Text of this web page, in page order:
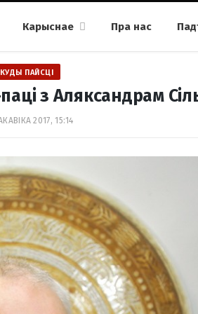
Карыснае Пра нас
КУДЫ ПАЙСЦІ
з Аляксандрам
2017, 15:14